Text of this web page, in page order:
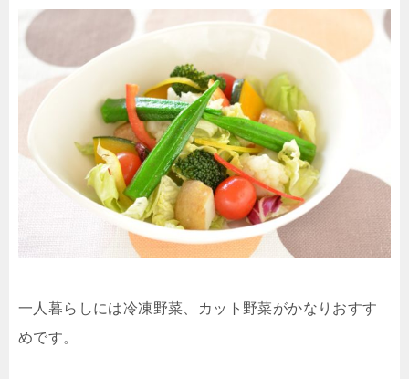
一人暮らしには冷凍野菜、カット野菜がかなりおすす
めです。